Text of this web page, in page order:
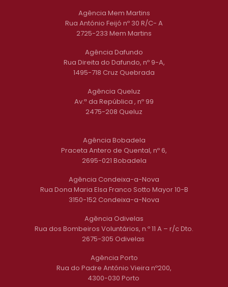
Agência Mem Martins
Rua António Feijó nº 30 R/C- A
2725-233 Mem Martins
Agência Dafundo
Rua Direita do Dafundo, nº 9-A,
1495-718 Cruz Quebrada
Agência Queluz
Av.ª da República , nº 99
2475-208 Queluz
Agência Bobadela
Praceta Antero de Quental, nº 6,
2695-021 Bobadela
Agência Condeixa-a-Nova
Rua Dona Maria Elsa Franco Sotto Mayor 10-B
3150-152 Condeixa-a-Nova
Agência Odivelas
Rua dos Bombeiros Voluntários, n.º 11 A – r/c Dto.
2675-305 Odivelas
Agência Porto
Rua do Padre António Vieira nº200,
4300-030 Porto